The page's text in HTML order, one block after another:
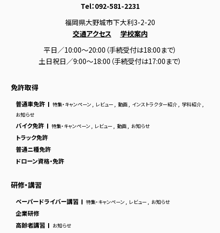
Tel：092-581-2231
福岡県大野城市下大利3-2-20
交通アクセス
学校案内
平日／10:00～20:00（手続受付は18:00まで）
土日祝日／9:00～18:00（手続受付は17:00まで）
免許取得
普通車免許 特集・キャンペーン レビュー 動画, インストラクター紹介, 学科紹介,
お知らせ
バイク免許 特集・キャンペーン レビュー 動画, お知らせ
トラック免許
普通ニ種免許
ドローン資格・免許
研修・講習
ペーパードライバー講習 特集・キャンペーン レビュー お知らせ
企業研修
高齢者講習
お知らせ